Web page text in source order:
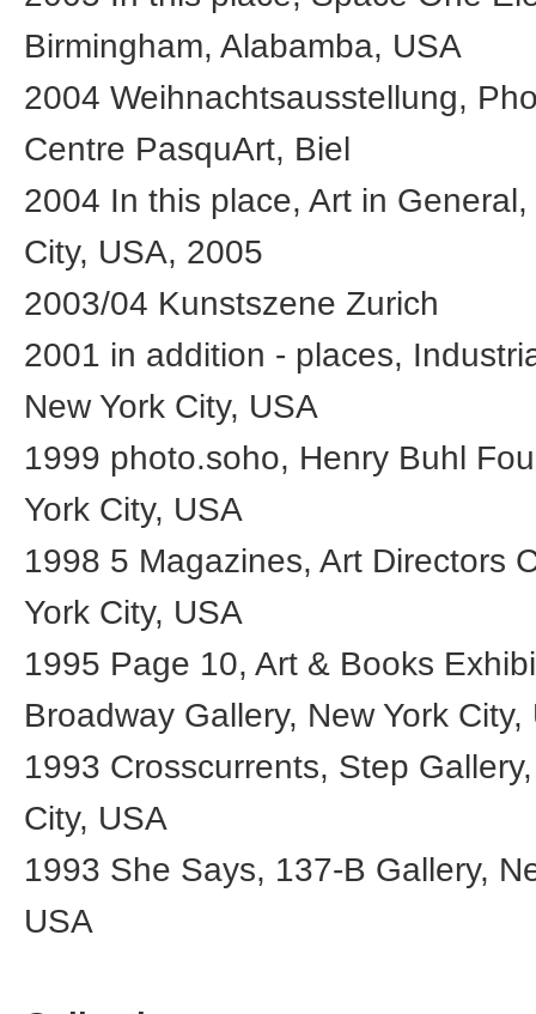
Birmingham, Alabamba, USA
2004 Weihnachtsausstellung,
Centre PasquArt, Biel
2004 In this place, Art in General,
City, USA, 2005
2003/04 Kunstszene Zurich
2001 in addition - places,
New York City, USA
1999 photo.soho, Henry Buhl
York City, USA
1998 5 Magazines, Art Directors
York City, USA
1995 Page 10, Art & Books
Broadway Gallery, New York City,
1993 Crosscurrents, Step
City, USA
1993 She Says, 137-B Gallery,
USA